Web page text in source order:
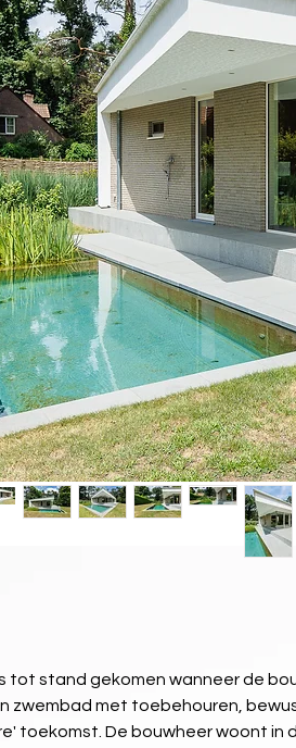
tot stand gekomen wanneer de
zwembad met toebehouren,
toekomst. De bouwheer woont in